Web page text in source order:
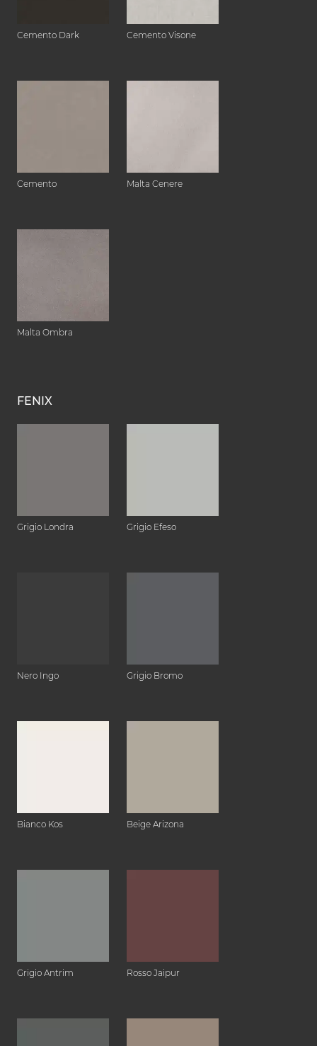
Cemento Dark Cemento Visone
Cemento Malta Cenere
Malta Ombra
FENIX
Grigio Londra Grigio Efeso
Nero Ingo Grigio Bromo
Bianco Kos Beige Arizona
Grigio Antrim Rosso Jaipur